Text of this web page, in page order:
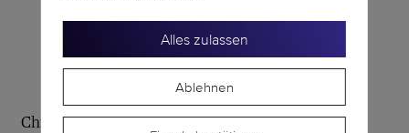
Chronomat Automatic 36
Alles zulassen
Ablehnen